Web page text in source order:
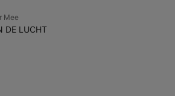
Mee
DE LUCHT